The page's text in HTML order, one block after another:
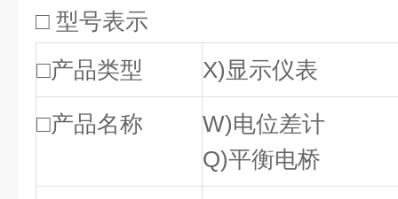
□ 型号表示
□产品类型
X)显示仪表
□产品名称
W)电位差计
Q)平衡电桥